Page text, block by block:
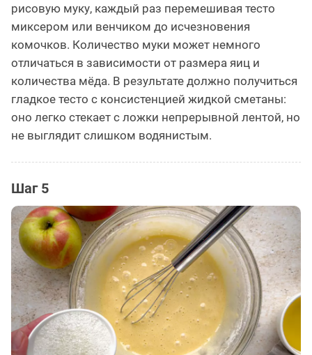
рисовую муку, каждый раз перемешивая тесто
миксером или венчиком до исчезновения
комочков. Количество муки может немного
отличаться в зависимости от размера яиц и
количества мёда. В результате должно получиться
гладкое тесто с консистенцией жидкой сметаны:
оно легко стекает с ложки непрерывной лентой, но
не выглядит слишком водянистым.
Шаг 5